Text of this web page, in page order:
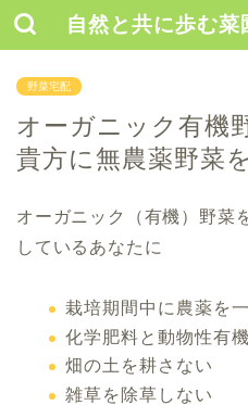
自然と共に歩む
野菜宅配
オーガニック有機
貴方に無農薬野菜
オーガニック（有機）野菜
しているあなたに
栽培期間中に農薬を
化学肥料と動物性有
畑の土を耕さない
雑草を除草しない